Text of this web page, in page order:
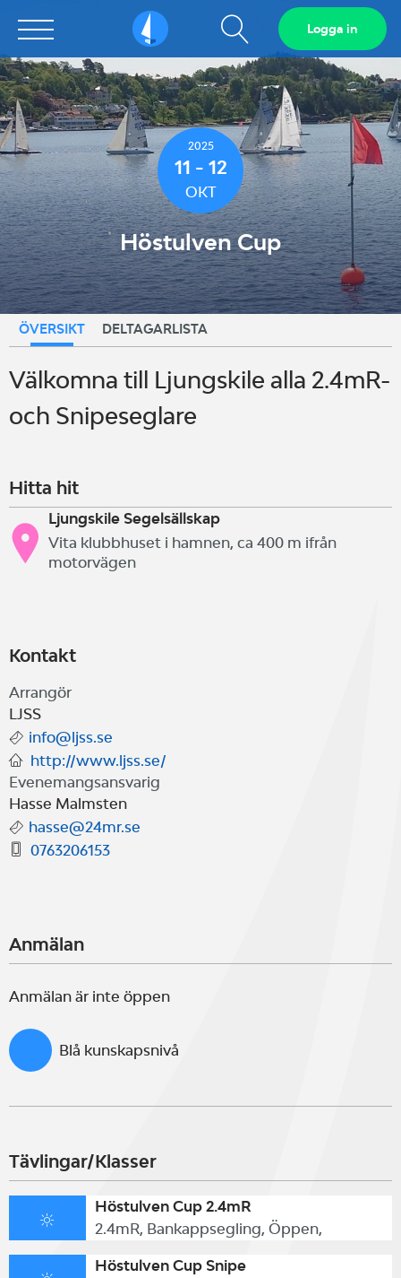
Sailarena Visa
sökfält
Logga in
2025
11 - 12
OKT
Höstulven Cup
ÖVERSIKT DELTAGARLISTA
Välkomna till Ljungskile alla 2.4mR-
och Snipeseglare
Hitta hit
Ljungskile Segelsällskap
Vita klubbhuset i hamnen, ca 400 m ifrån
motorvägen
Kontakt
Arrangör
LJSS
info@ljss.se
http://www.ljss.se/
Evenemangsansvarig
Hasse Malmsten
hasse@24mr.se
0763206153
Anmälan
Anmälan är inte öppen
Blå kunskapsnivå
Tävlingar/Klasser
Höstulven Cup 2.4mR
2.4mR, Bankappsegling, Öppen,
Höstulven Cup Snipe